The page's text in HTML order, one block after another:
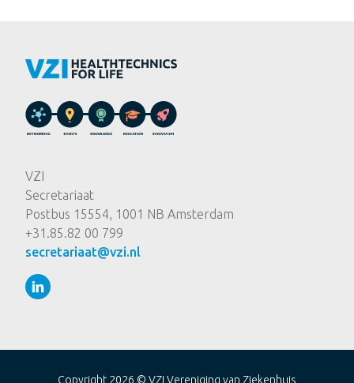
VZI
Secretariaat
Postbus 15554, 1001 NB Amsterdam
+31.85.82 00 799
secretariaat@vzi.nl
Copyright 2026 © VZI Vereniging van Ziekenhuis